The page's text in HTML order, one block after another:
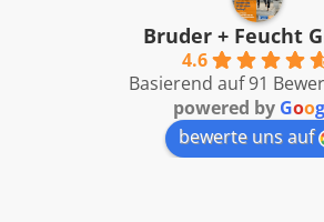
Bruder + Feucht
4.6
Basierend auf 91
powered by Goog
bewerte uns auf
geleistet hat.